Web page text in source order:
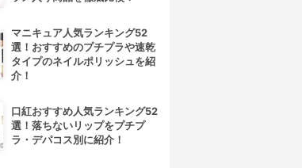
マニキュア人気ランキング52
選！おすすめのプチプラや速乾
タイプのネイルポリッシュを紹
介！
口紅おすすめ人気ランキング52
選！落ちないリップをプチプ
ラ・デパコス別に紹介！